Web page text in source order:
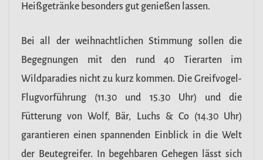
Heißgetränke besonders gut genießen lassen.
Bei all der weihnachtlichen Stimmung sollen die
Begegnungen mit den rund 40 Tierarten im
Wildparadies nicht zu kurz kommen. Die Greifvogel-
Flugvorführung (11.30 und 15.30 Uhr) und die
Fütterung von Wolf, Bär, Luchs & Co (14.30 Uhr)
garantieren einen spannenden Einblick in die Welt
der Beutegreifer. In begehbaren Gehegen lässt sich